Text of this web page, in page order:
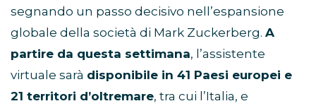
segnando un passo decisivo nell’espansione
globale della società di Mark Zuckerberg. A
partire da questa settimana, l’assistente
virtuale sarà disponibile in 41 Paesi europei e
21 territori d’oltremare, tra cui l’Italia, e